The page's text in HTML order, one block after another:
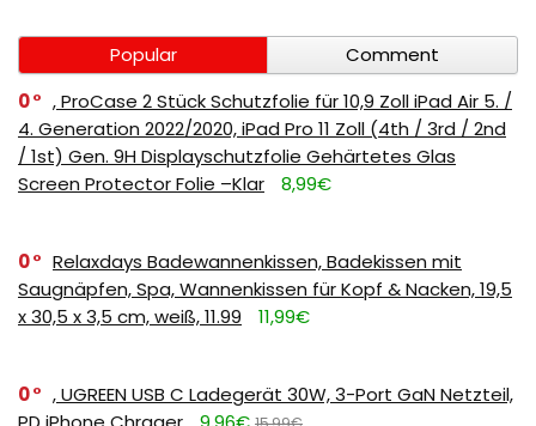
Popular
Comment
0
, ProCase 2 Stück Schutzfolie für 10,9 Zoll iPad Air 5. /
4. Generation 2022/2020, iPad Pro 11 Zoll (4th / 3rd / 2nd
/ 1st) Gen. 9H Displayschutzfolie Gehärtetes Glas
Screen Protector Folie –Klar
8,99€
0
Relaxdays Badewannenkissen, Badekissen mit
Saugnäpfen, Spa, Wannenkissen für Kopf & Nacken, 19,5
x 30,5 x 3,5 cm, weiß, 11.99
11,99€
0
, UGREEN USB C Ladegerät 30W, 3-Port GaN Netzteil,